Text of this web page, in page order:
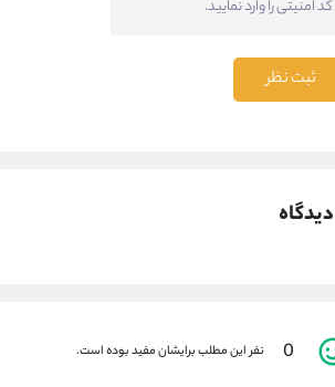
ثبت نظر
0 نفر این مطلب برایشان مفید بوده است.